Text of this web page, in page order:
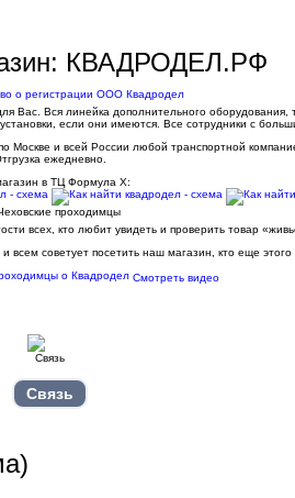
КВАДРОДЕЛ.РФ
Вас. Вся линейка дополнительного
если они имеются. Все сотрудники с
и всей России любой транспортной
ежедневно.
в ТЦ Формула Х:
всех, кто любит увидеть и проверить товар
всем советует посетить наш магазин, кто еще
Смотреть видео
Связь